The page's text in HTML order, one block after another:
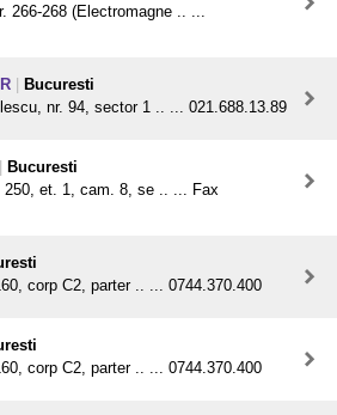
266-268 (Electromagne .. ...
Bucuresti
nr. 94, sector 1 .. ... 021.688.13.89
Bucuresti
250, et. 1, cam. 8, se .. ... Fax
corp C2, parter .. ... 0744.370.400
corp C2, parter .. ... 0744.370.400